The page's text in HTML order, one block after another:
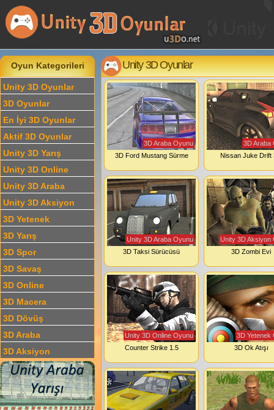
Oyun Kategorileri
Unity 3D Oyunlar
3D Oyunlar
En İyi 3D Oyunlar
Aktif 3D Oyunlar
Unity 3D Yarış
Unity 3D Online
Unity 3D Araba
Unity 3D Aksiyon
3D Yetenek
3D Yarış
3D Spor
3D Savaş
3D Online
3D Macera
3D Dövüş
3D Araba
3D Aksiyon
Unity 3D Oyunlar
3D Ford Mustang Sürme
3D Araba Oyunu
Nissan Juke Drift
3D Araba
3D Taksi Sürücüsü
Unity 3D Araba Oyunu
3D Zombi Evi
Unity 3D Aksiyon
Counter Strike 1.5
Unity 3D Online Oyunu
3D Ok Atışı
3D Yetenek